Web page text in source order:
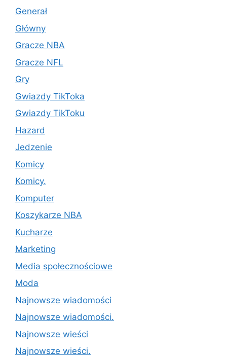
Generał
Główny
Gracze NBA
Gracze NFL
Gry
Gwiazdy TikToka
Gwiazdy TikToku
Hazard
Jedzenie
Komicy
Komicy.
Komputer
Koszykarze NBA
Kucharze
Marketing
Media społecznościowe
Moda
Najnowsze wiadomości
Najnowsze wiadomości.
Najnowsze wieści
Najnowsze wieści.